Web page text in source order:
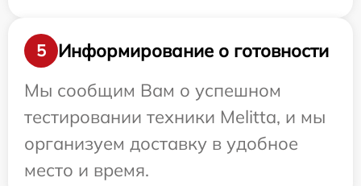
5
Информирование о готовности
Мы сообщим Вам о успешном
тестировании техники Melitta, и мы
организуем доставку в удобное
место и время.